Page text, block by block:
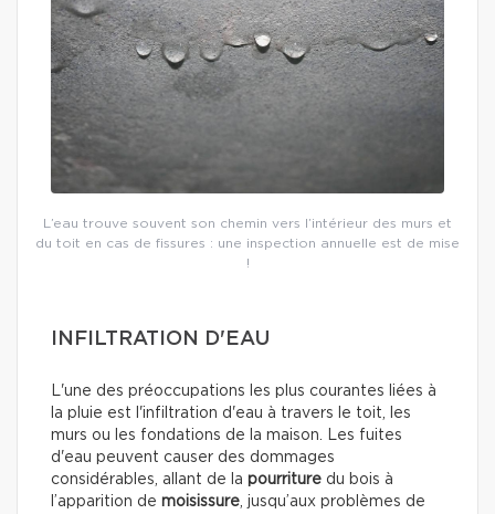
L’eau trouve souvent son chemin vers l’intérieur des murs et
du toit en cas de fissures : une inspection annuelle est de mise
!
INFILTRATION D'EAU
L'une des préoccupations les plus courantes liées à
la pluie est l'infiltration d'eau à travers le toit, les
murs ou les fondations de la maison. Les fuites
d'eau peuvent causer des dommages
considérables, allant de la pourriture du bois à
l’apparition de moisissure, jusqu’aux problèmes de